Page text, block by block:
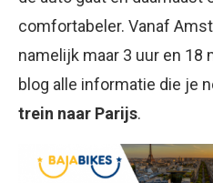
comfortabeler. Vanaf
namelijk maar 3 uur en 18
blog alle informatie die je
trein naar Parijs.